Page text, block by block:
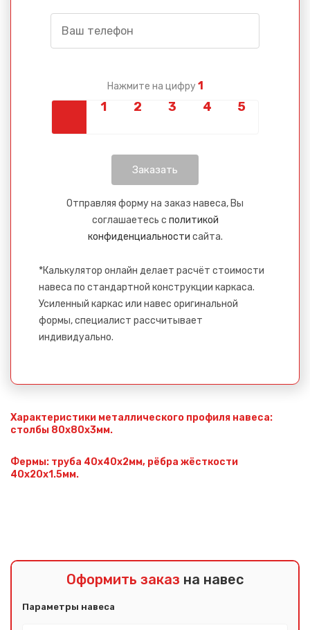
Нажмите на цифру 1
Отправляя форму на заказ навеса, Вы
соглашаетесь с политикой
конфиденциальности сайта.
*Калькулятор онлайн делает расчёт стоимости
навеса по стандартной конструкции каркаса.
Усиленный каркас или навес оригинальной
формы, специалист рассчитывает
индивидуально.
Характеристики металлического профиля навеса:
столбы 80х80х3мм.
Фермы: труба 40х40х2мм, рёбра жёсткости
40х20х1.5мм.
Оформить заказ на навес
Параметры навеса
Сообщение успешно
отправлено
Спасибо за обращение, наш специалист свяжется с
Вами.